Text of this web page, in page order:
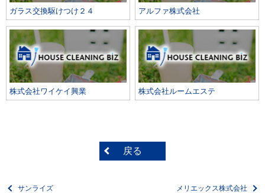
ガラス交換駆けつけ２４ アルファ株式会社
株式会社ワイケイ興業 株式会社ルームエステ
戻る
サンライズ メリエックス株式会社